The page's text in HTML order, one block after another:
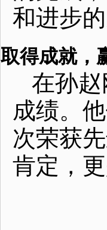
和进步的
取得成就，
在孙
成绩。
次荣获
肯定，